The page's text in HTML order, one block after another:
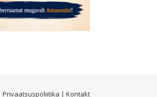
Privaatsuspoliitika | Kontakt